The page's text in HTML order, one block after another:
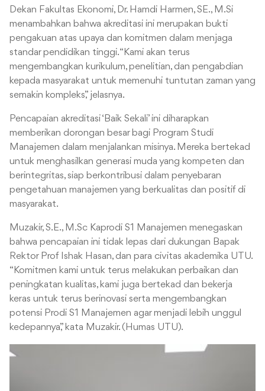
Dekan Fakultas Ekonomi, Dr. Hamdi Harmen, SE., M.Si
menambahkan bahwa akreditasi ini merupakan bukti
pengakuan atas upaya dan komitmen dalam menjaga
standar pendidikan tinggi. “Kami akan terus
mengembangkan kurikulum, penelitian, dan pengabdian
kepada masyarakat untuk memenuhi tuntutan zaman yang
semakin kompleks,” jelasnya.
Pencapaian akreditasi ‘Baik Sekali’ ini diharapkan
memberikan dorongan besar bagi Program Studi
Manajemen dalam menjalankan misinya. Mereka bertekad
untuk menghasilkan generasi muda yang kompeten dan
berintegritas, siap berkontribusi dalam penyebaran
pengetahuan manajemen yang berkualitas dan positif di
masyarakat.
Muzakir, S.E., M.Sc Kaprodi S1 Manajemen menegaskan
bahwa pencapaian ini tidak lepas dari dukungan Bapak
Rektor Prof Ishak Hasan, dan para civitas akademika UTU.
“Komitmen kami untuk terus melakukan perbaikan dan
peningkatan kualitas, kami juga bertekad dan bekerja
keras untuk terus berinovasi serta mengembangkan
potensi Prodi S1 Manajemen agar menjadi lebih unggul
kedepannya,” kata Muzakir. (Humas UTU).